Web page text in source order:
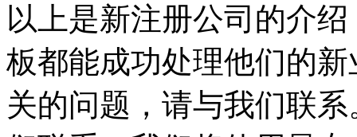
以上是新注册公司的介
板都能成功处理他们的
关的问题，请与我们联